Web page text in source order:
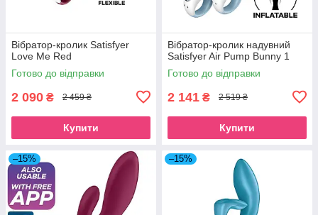
Вібратор-кролик Satisfyer
Love Me Red
Готово до відправки
2 090 ₴ 2 459 ₴
Купити
Вібратор-кролик надувний
Satisfyer Air Pump Bunny 1
Готово до відправки
2 141 ₴ 2 519 ₴
Купити
–15% –15%